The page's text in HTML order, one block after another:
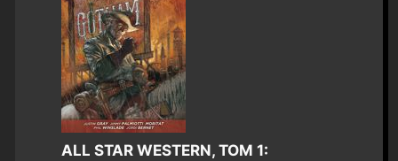
ALL STAR WESTERN, TOM 1: